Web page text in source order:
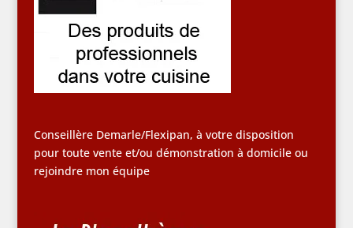
Conseillère Demarle/Flexipan, à votre disposition
pour toute vente et/ou démonstration à domicile ou
rejoindre mon équipe